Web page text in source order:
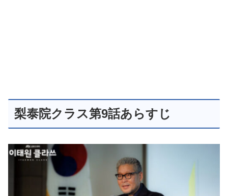
梨泰院クラス第9話あらすじ